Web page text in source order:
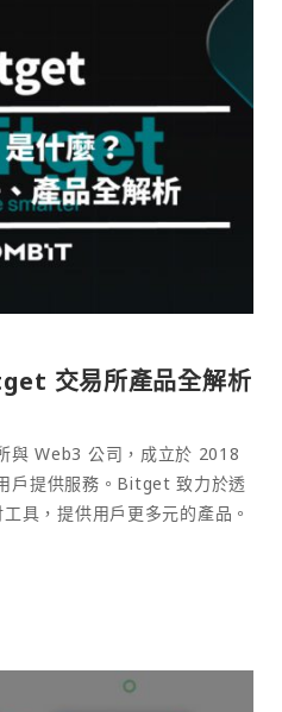
交易所產品全解析
與 Web3 公司，成立於 2018
戶提供服務。Bitget 致力於透
具，提供用戶更多元的產品。